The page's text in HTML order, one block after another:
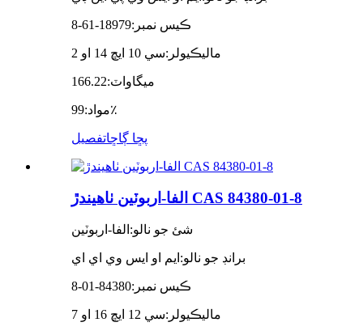
ڪيس نمبر:18979-61-8
ماليڪيولر:سي 10 ايڇ 14 او 2
ميگاواٽ:166.22
مواد:99٪
پڇا ڳاڇاتفصيل
الفا-اربوٽين ٺاهيندڙ CAS 84380-01-8
شئ جو نالو: الفا-اربوٽين
برانڊ جو نالو: ايم او ايس وي اي اي
ڪيس نمبر:84380-01-8
ماليڪيولر:سي 12 ايڇ 16 او 7